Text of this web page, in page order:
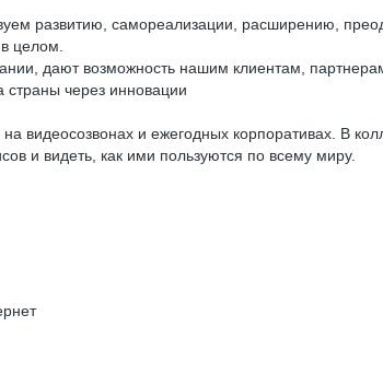
развитию, самореализации, расширению,
целом.
дают возможность нашим клиентам,
страны через инновации
видеосозвонах и ежегодных корпоративах. В
и видеть, как ими пользуются по всему миру.